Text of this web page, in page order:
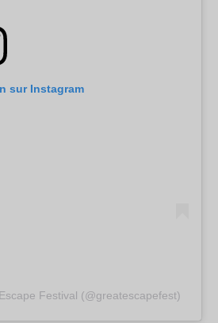
sur Instagram
Festival (@greatescapefest)